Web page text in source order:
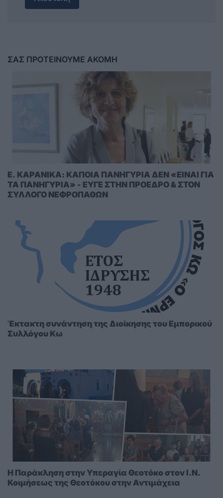
ΣΑΣ ΠΡΟΤΕΙΝΟΥΜΕ ΑΚΟΜΗ
E. KAΡΑΝΙΚΑ: ΚΑΠΟΙΑ ΠΑΝΗΓΥΡΙΑ ΔΕΝ «ΕΙΝΑΙ ΓΙΑ
ΤΑ ΠΑΝΗΓΥΡΙΑ» - ΕΥΓΕ ΣΤΗΝ ΠΡΟΕΔΡΟ & ΣΤΟΝ
ΣΥΛΛΟΓΟ ΝΕΦΡΟΠΑΘΩΝ
Έκτακτη συνάντηση της Διοίκησης του Εμπορικού
Συλλόγου Κω
Η Παράκληση στην Υπεραγία Θεοτόκο στoν I.N.
Κοιμήσεως της Θεοτόκου στην Αντιμάχεια